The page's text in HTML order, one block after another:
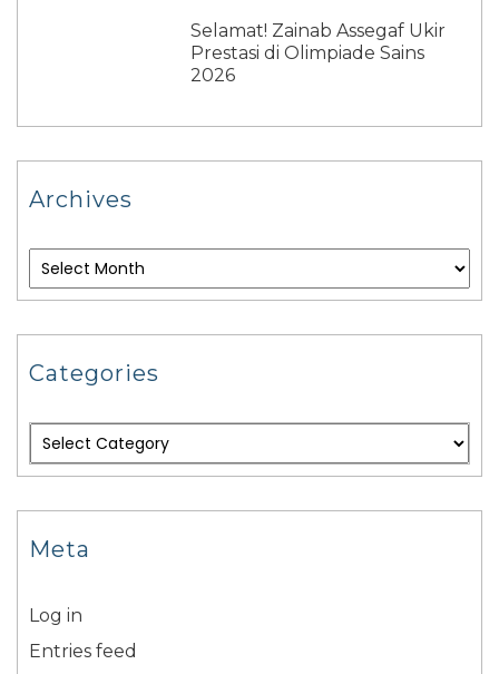
Selamat! Zainab Assegaf Ukir
Prestasi di Olimpiade Sains
2026
Archives
Categories
Meta
Log in
Entries feed